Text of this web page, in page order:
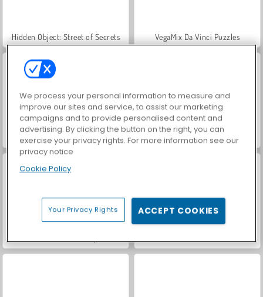
Hidden Object: Street of Secrets VegaMix Da Vinci Puzzles
Casino World Car Parking City Duel
We process your personal information to measure and
improve our sites and service, to assist our marketing
campaigns and to provide personalised content and
advertising. By clicking the button on the right, you can
exercise your privacy rights. For more information see our
privacy notice
Cookie Policy
Your Privacy Rights ACCEPT COOKIES